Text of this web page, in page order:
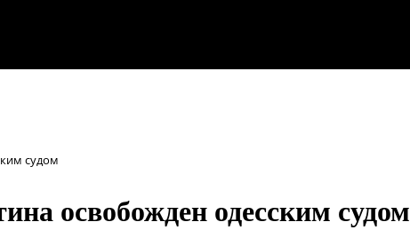
судом
освобожден одесским судом